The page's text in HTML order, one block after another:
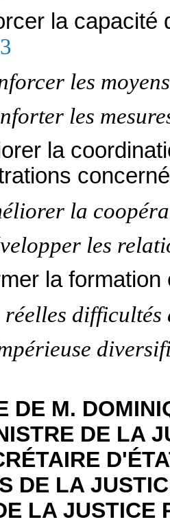
la capacité
les
les
la
la
les
la
réelles difficultés
DE M.
DE LA
DE LA
LA JUSTICE